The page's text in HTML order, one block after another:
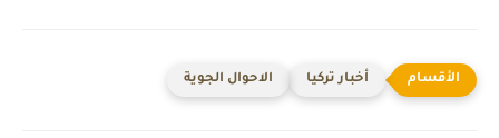
أخبار تركيا الاحوال الجوية